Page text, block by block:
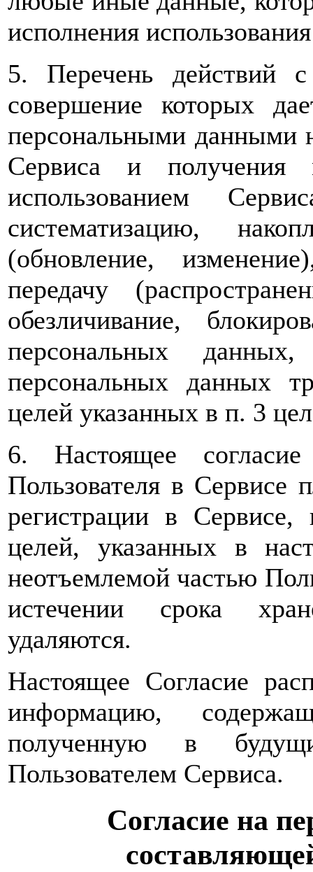
исполнения
5. Перечень действий
совершение которых
персональными данными
Сервиса и получения
использованием
систематизацию,
(обновление,
передачу
обезличивание,
персональных данных,
персональных данных
целей указанных в п. 3
6. Настоящее
Пользователя в
регистрации в
целей, указанных в
неотъемлемой частью
истечении срока
удаляются.
Настоящее Согласие
информацию,
полученную в
Пользователем Сервиса.
Согласие на